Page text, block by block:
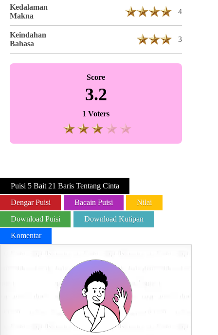
Kedalaman
Makna
4
Keindahan
Bahasa
3
Score
3.2
1 Voters
Puisi 5 Bait 21 Baris Tentang Cinta
Dengar Puisi Bacain Puisi Nilai
Download Puisi Download Kutipan
Komentar